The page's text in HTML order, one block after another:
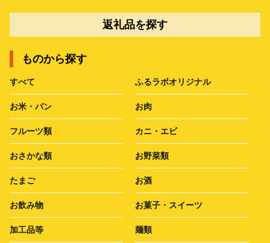
返礼品を探す
ものから探す
すべて ふるラボオリジナル
お米・パン お肉
フルーツ類 カニ・エビ
おさかな類 お野菜類
たまご お酒
お飲み物 お菓子・スイーツ
加工品等 麺類